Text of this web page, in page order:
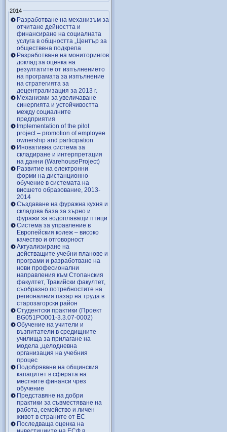
2014
Разработване на механизъм за
отчитане дейността и
финансиране на социалната
услуга в общността „Център за
обществена подкрепа
Разработване на мониторингов
доклад за оценка на
резултатите от изпълнението
на програмата за изпълнение
на стратегията за
децентрализация за 2013 г.
Механизми за увеличаване
синергията и устойчивостта
между социалните
предприятия
Implementation of the pilot
project – promotion of employee
ownership and participation
Иновативна система за
складиране и интерпретация
на данни (WarehouseProject)
Развитие на електронни
форми на дистанционно
обучение в системата на
висшето образование, 2013-
2014
Създаване на фуражна кухня и
складова база за зърно и
фуражи за водоплаващи птици
Система за управление в
Европейския колеж – високо
качество и отговорност
Актуализиране на
действащите учебни планове и
програми и разработване на
нови професионални
направления към Стопанския
факултет, Тракийски факултет,
съобразно потребностите на
регионалния пазар на труда в
старозагорски район
Студентски практики (Проект
BG051PO001-3.3.07-0002)
Обучение на учители и
възпитатели в средищните
училища за прилагане на
модела „целодневна
организация на учебния
процес
Подобряване на общинския
капацитет в сферата на
местните финанси чрез
обучение
Представяне на добри
практики за съвместяване на
работа, семейство и личен
живот в страните от ЕС
Последваща оценка на